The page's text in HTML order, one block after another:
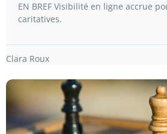
EN BREF Visibilité en ligne accrue
caritatives.
Clara Roux